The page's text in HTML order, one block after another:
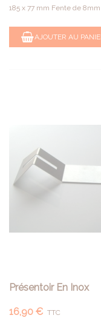
185 x 77 mm Fente de
AJOUTER AU
Présentoir En Inox
16,90 € TTC